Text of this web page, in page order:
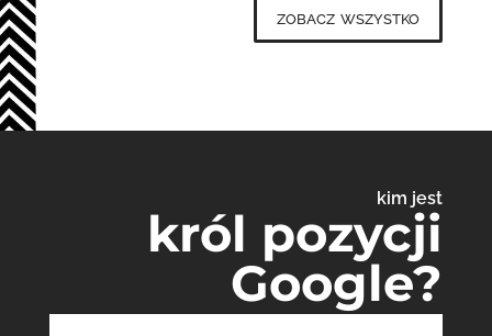
zobacz wszystko
kim jest
król pozycji
Google?